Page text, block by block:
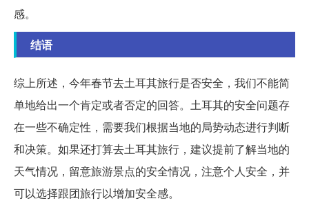
感。
结语
综上所述，今年春节去土耳其旅行是否安全，我们不能简
单地给出一个肯定或者否定的回答。土耳其的安全问题存
在一些不确定性，需要我们根据当地的局势动态进行判断
和决策。如果还打算去土耳其旅行，建议提前了解当地的
天气情况，留意旅游景点的安全情况，注意个人安全，并
可以选择跟团旅行以增加安全感。